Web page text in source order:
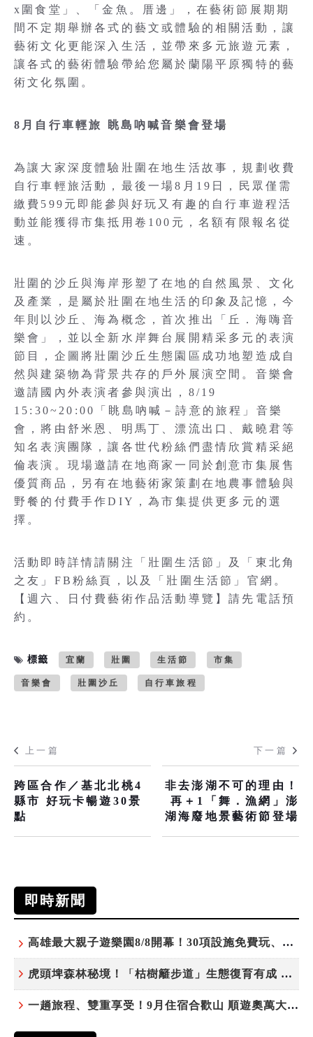
x圍食堂」、「金魚。厝邊」，在藝術節展期期
間不定期舉辦各式的藝文或體驗的相關活動，讓
藝術文化更能深入生活，並帶來多元旅遊元素，
讓各式的藝術體驗帶給您屬於蘭陽平原獨特的藝
術文化氛圍。
8月自行車輕旅 眺島吶喊音樂會登場
為讓大家深度體驗壯圍在地生活故事，規劃收費
自行車輕旅活動，最後一場8月19日，民眾僅需
繳費599元即能參與好玩又有趣的自行車遊程活
動並能獲得市集抵用卷100元，名額有限報名從
速。
壯圍的沙丘與海岸形塑了在地的自然風景、文化
及產業，是屬於壯圍在地生活的印象及記憶，今
年則以沙丘、海為概念，首次推出「丘．海嗨音
樂會」，並以全新水岸舞台展開精采多元的表演
節目，企圖將壯圍沙丘生態園區成功地塑造成自
然與建築物為背景共存的戶外展演空間。音樂會
邀請國內外表演者參與演出，8/19
15:30~20:00「眺島吶喊－詩意的旅程」音樂
會，將由舒米恩、明馬丁、漂流出口、戴曉君等
知名表演團隊，讓各世代粉絲們盡情欣賞精采絕
倫表演。現場邀請在地商家一同於創意市集展售
優質商品，另有在地藝術家策劃在地農事體驗與
野餐的付費手作DIY，為市集提供更多元的選
擇。
活動即時詳情請關注「壯圍生活節」及「東北角
之友」FB粉絲頁，以及「壯圍生活節」官網。
【週六、日付費藝術作品活動導覽】請先電話預
約。
標籤 宜蘭 壯圍 生活節 市集
音樂會 壯圍沙丘 自行車旅程
上一篇
跨區合作／基北北桃4
縣市 好玩卡暢遊30景
點
下一篇
非去澎湖不可的理由！
再＋1「舞．漁網」澎
湖海廢地景藝術節登場
即時新聞
高雄最大親子遊樂園8/8開幕！30項設施免費玩、YOYO家族嗨翻暑假
虎頭埤森林秘境！「枯樹籬步道」生態復育有成 走進大自然生命教室
一趟旅程、雙重享受！9月住宿合歡山 順遊奧萬大10元優惠入園